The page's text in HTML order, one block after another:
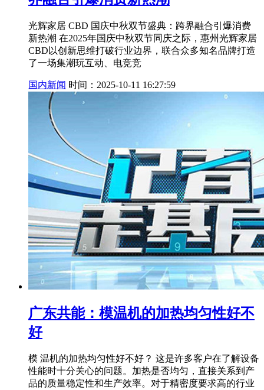
光辉家居 CBD 国庆中秋双节盛典：跨界融合引爆消费
新热潮 在2025年国庆中秋双节同庆之际，惠州光辉家居
CBD以创新思维打破行业边界，联合众多知名品牌打造
了一场集潮玩互动、电竞竞
国内新闻 时间：2025-10-11 16:27:59
广东共能：模温机的加热均匀性好不
好
模 温机的加热均匀性好不好？ 这是许多客户在了解设备
性能时十分关心的问题。加热是否均匀，直接关系到产
品的质量稳定性和生产效率。对于精密度要求高的行业